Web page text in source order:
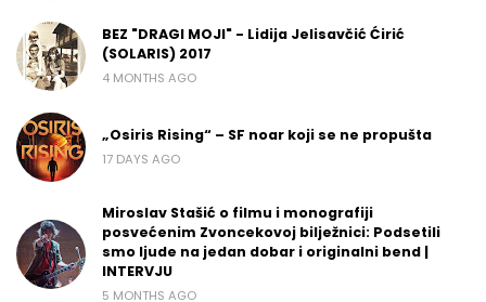
BEZ "DRAGI MOJI" - Lidija Jelisavčić Ćirić
(SOLARIS) 2017
4 MONTHS AGO
„Osiris Rising“ – SF noar koji se ne propušta
17 DAYS AGO
Miroslav Stašić o filmu i monografiji
posvećenim Zvoncekovoj bilježnici: Podsetili
smo ljude na jedan dobar i originalni bend |
INTERVJU
5 MONTHS AGO